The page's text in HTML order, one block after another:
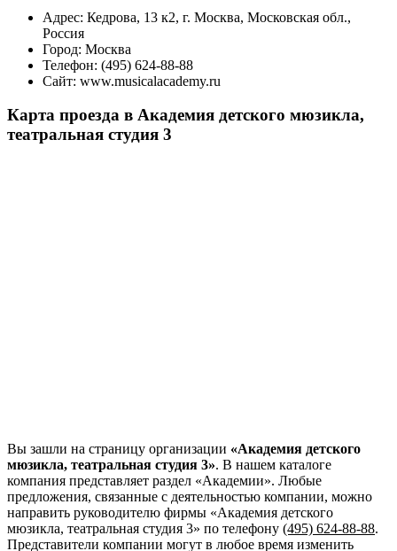
Адрес: Кедрова, 13 к2, г. Москва, Московская обл.,
Россия
Город: Москва
Телефон: (495) 624-88-88
Сайт: www.musicalacademy.ru
Карта проезда в Академия детского мюзикла,
театральная студия 3
Вы зашли на страницу организации «Академия детского
мюзикла, театральная студия 3». В нашем каталоге
компания представляет раздел «Академии». Любые
предложения, связанные с деятельностью компании, можно
направить руководителю фирмы «Академия детского
мюзикла, театральная студия 3» по телефону (495) 624-88-88.
Представители компании могут в любое время изменить